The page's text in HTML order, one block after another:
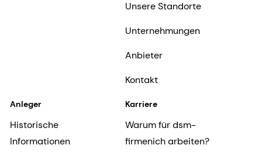
Unsere Standorte
Unternehmungen
Anbieter
Kontakt
Anleger
Historische
Informationen
Karriere
Warum für dsm-
firmenich arbeiten?